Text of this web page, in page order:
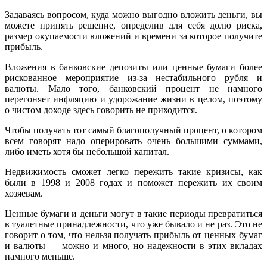
Задаваясь вопросом, куда можно выгодно вложить деньги, вы
можете принять решение, определив для себя долю риска,
размер окупаемости вложений и времени за которое получите
прибыль.
Вложения в банковские депозиты или ценные бумаги более
рискованное мероприятие из-за нестабильного рубля и
валюты. Мало того, банковский процент не намного
перегоняет инфляцию и удорожание жизни в целом, поэтому
о чистом доходе здесь говорить не приходится.
Чтобы получать тот самый благополучный процент, о котором
всем говорят надо оперировать очень большими суммами,
либо иметь хотя бы небольшой капитал.
Недвижимость сможет легко пережить такие кризисы, как
были в 1998 и 2008 годах и поможет пережить их своим
хозяевам.
Ценные бумаги и деньги могут в такие периоды превратиться
в туалетные принадлежности, что уже бывало и не раз. Это не
говорит о том, что нельзя получать прибыль от ценных бумаг
и валюты — можно и много, но надежности в этих вкладах
намного меньше.